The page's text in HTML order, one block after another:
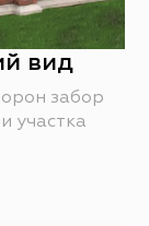
вид
забор
участка